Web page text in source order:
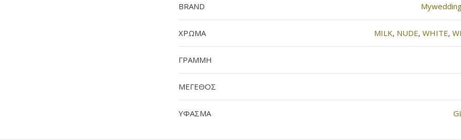
BRAND
ΧΡΩΜΑ MILK, NUDE, WHITE,
ΓΡΑΜΜΗ
ΜΕΓΕΘΟΣ
ΥΦΑΣΜΑ